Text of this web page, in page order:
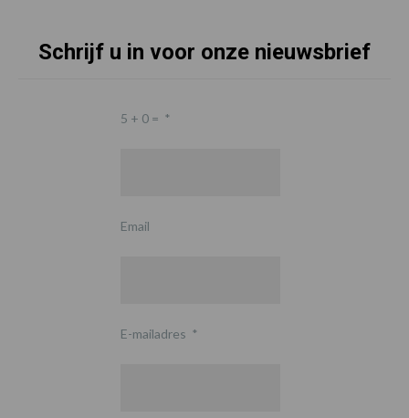
Schrijf u in voor onze nieuwsbrief
5 + 0 = *
Email
E-mailadres *